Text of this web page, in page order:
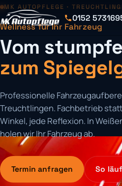
0152
MK AUTOPFLEGE ·
Wellness für Ihr Fahrzeug
Vom
zum
Professionelle
Treuchtlingen. Fachbetrieb
Winkel, jede Reflexion. In
holen wir Ihr Fahrzeug ab.
Termin anfragen So